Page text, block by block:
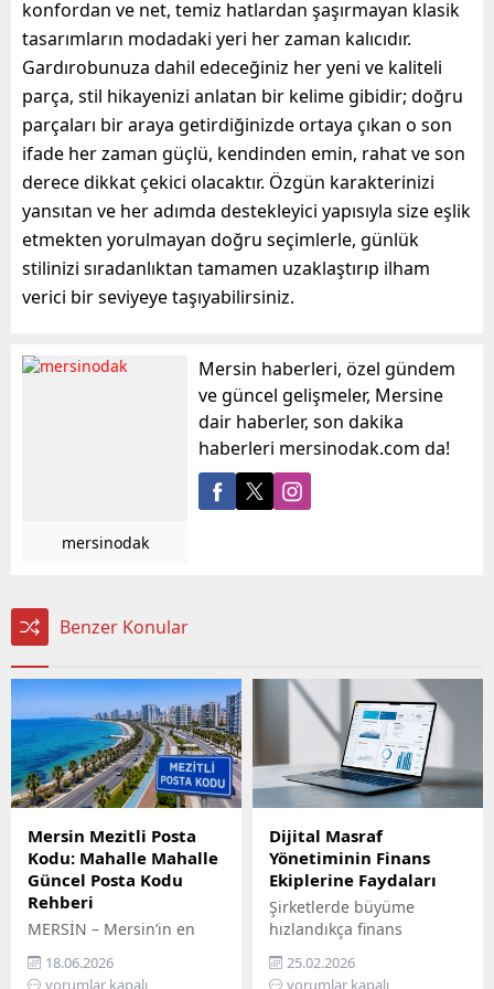
konfordan ve net, temiz hatlardan şaşırmayan klasik
tasarımların modadaki yeri her zaman kalıcıdır.
Gardırobunuza dahil edeceğiniz her yeni ve kaliteli
parça, stil hikayenizi anlatan bir kelime gibidir; doğru
parçaları bir araya getirdiğinizde ortaya çıkan o son
ifade her zaman güçlü, kendinden emin, rahat ve son
derece dikkat çekici olacaktır. Özgün karakterinizi
yansıtan ve her adımda destekleyici yapısıyla size eşlik
etmekten yorulmayan doğru seçimlerle, günlük
stilinizi sıradanlıktan tamamen uzaklaştırıp ilham
verici bir seviyeye taşıyabilirsiniz.
mersinodak
Mersin haberleri, özel gündem
ve güncel gelişmeler, Mersine
dair haberler, son dakika
haberleri mersinodak.com da!
Benzer Konular
Mersin Mezitli Posta
Kodu: Mahalle Mahalle
Güncel Posta Kodu
Rehberi
MERSİN – Mersin’in en
hızlı gelişen ilçelerinden
biri olan Mezitli, artan
18.06.2026
yorumlar kapalı
Dijital Masraf
Yönetiminin Finans
Ekiplerine Faydaları
Şirketlerde büyüme
hızlandıkça finans
ekiplerinin üzerindeki
operasyonel yük de aynı
25.02.2026
yorumlar kapalı